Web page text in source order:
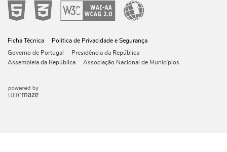
Ficha Técnica
Política de Privacidade e Segurança
Governo de Portugal
Presidência da República
Assembleia da República
Associação Nacional de Municípios